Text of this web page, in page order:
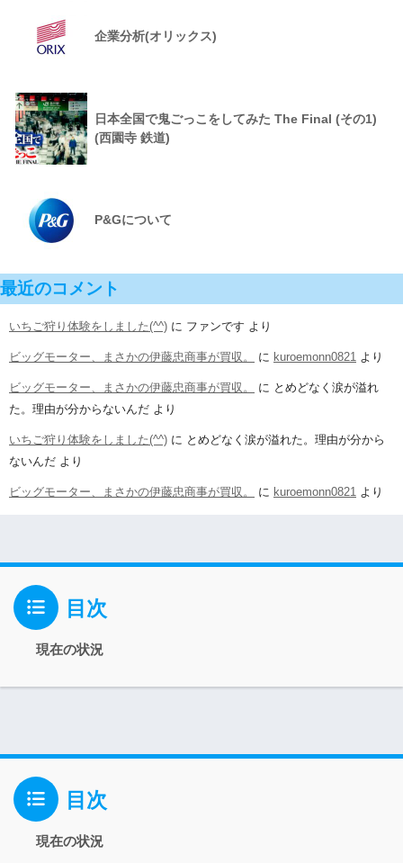
企業分析(オリックス)
日本全国で鬼ごっこをしてみた The Final (その1)
(西園寺 鉄道)
P&Gについて
最近のコメント
いちご狩り体験をしました(^^) に ファンです より
ビッグモーター、まさかの伊藤忠商事が買収。 に kuroemonn0821 より
ビッグモーター、まさかの伊藤忠商事が買収。 に とめどなく涙が溢れ
た。理由が分からないんだ より
いちご狩り体験をしました(^^) に とめどなく涙が溢れた。理由が分から
ないんだ より
ビッグモーター、まさかの伊藤忠商事が買収。 に kuroemonn0821 より
目次
現在の状況
目次
現在の状況